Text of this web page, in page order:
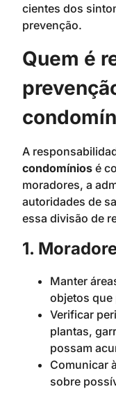
cientes dos
prevenção.
Quem é
A
condomínios é
moradores, a
autoridades de
essa divisão de
1.
Manter
objetos que
Verificar
plantas,
possam
Comunicar
sobre